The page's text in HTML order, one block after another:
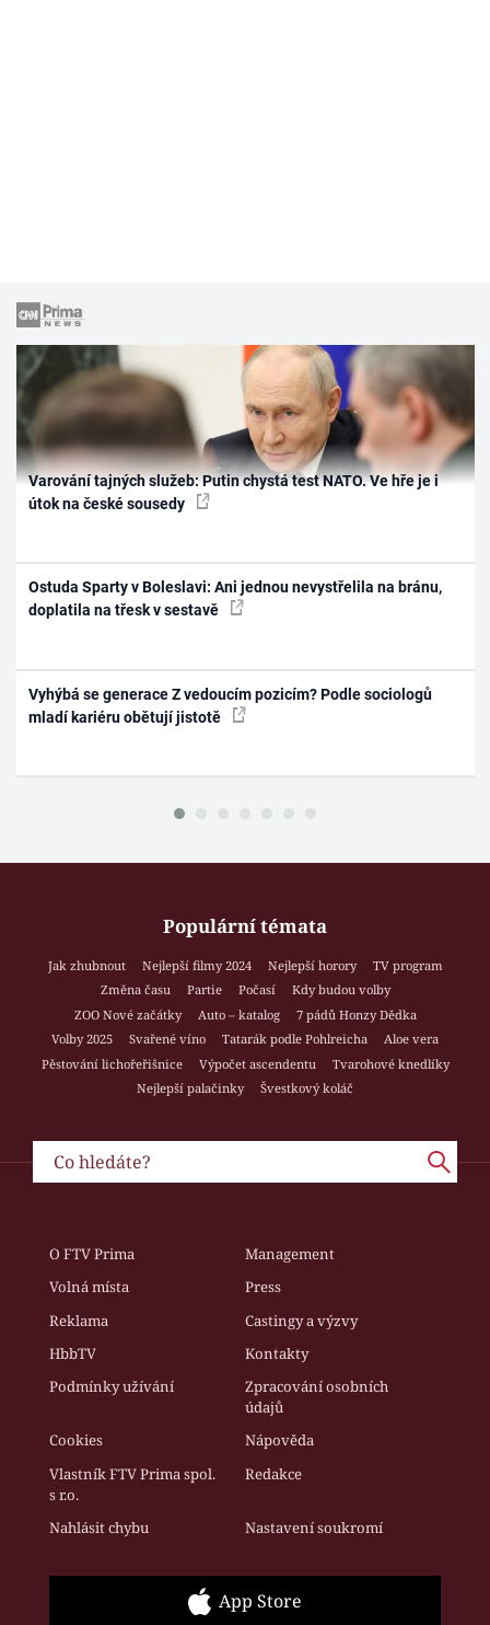
Varování tajných služeb: Putin chystá test NATO. Ve hře je i
útok na české sousedy
Ostuda Sparty v Boleslavi: Ani jednou nevystřelila na bránu,
doplatila na třesk v sestavě
Vyhýbá se generace Z vedoucím pozicím? Podle sociologů
mladí kariéru obětují jistotě
Populární témata
Jak zhubnout Nejlepší filmy 2024 Nejlepší horory
TV program
Změna času
Partie Počasí
Kdy budou volby
ZOO Nové začátky
Auto – katalog
7 pádů Honzy Dědka
Volby 2025
Svařené víno Tatarák podle Pohlreicha
Aloe vera
Pěstování lichořeřišnice
Výpočet ascendentu
Tvarohové knedlíky
Nejlepší palačinky
Švestkový koláč
O FTV Prima
Management
Volná místa
Press
Reklama
Castingy a výzvy
HbbTV
Kontakty
Podmínky užívání
Zpracování osobních
údajů
Cookies
Nápověda
Vlastník FTV Prima spol.
s r.o.
Redakce
Nahlásit chybu Nastavení soukromí
App Store